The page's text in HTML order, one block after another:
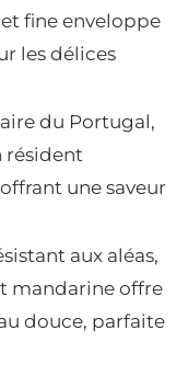
fine enveloppe
les délices
du Portugal,
résident
une saveur
aux aléas,
mandarine offre
douce, parfaite